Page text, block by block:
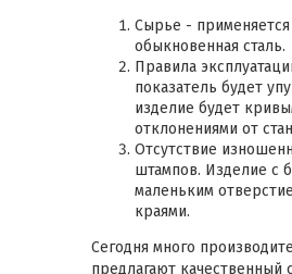
Сырье - применяется
обыкновенная сталь.
Правила
показатель будет
изделие будет
отклонениями от
Отсутствие
штампов. Изделие с
маленьким
краями.
Сегодня много
предлагают качественный